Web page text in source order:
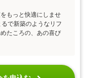
もっと快適にしませ
で新築のようなリフ
たころの、あの喜び